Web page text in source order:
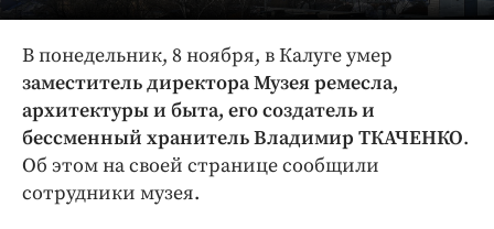
Блоги
Издания
Медиаперсона
Интересное чтиво
Клиника года
В понедельник, 8 ноября, в Калуге умер
заместитель директора Музея ремесла,
архитектуры и быта, его создатель и
бессменный хранитель Владимир ТКАЧЕНКО.
Об этом на своей странице сообщили
сотрудники музея.